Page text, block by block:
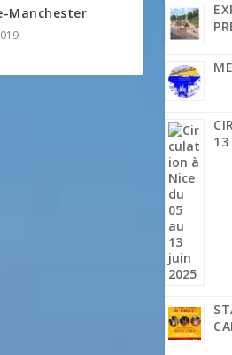
Manchester
13